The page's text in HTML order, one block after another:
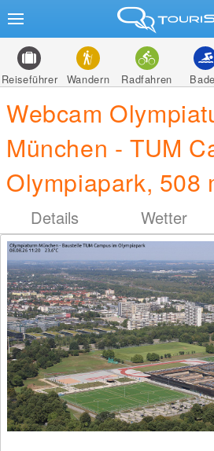
Reiseführer Wandern Radfahren
Webcam
München - TUM
Olympiapark, 508
Details Wetter